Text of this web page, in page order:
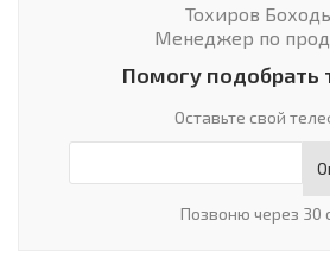
Тохиров
Менеджер по
Помогу подобрать
Оставьте свой
Позвоню через 30